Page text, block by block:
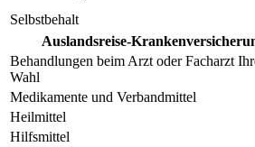
Selbstbehalt
Auslandsreise-
Behandlungen beim Arzt oder Facharzt
Wahl
Medikamente und Verbandmittel
Heilmittel
Hilfsmittel